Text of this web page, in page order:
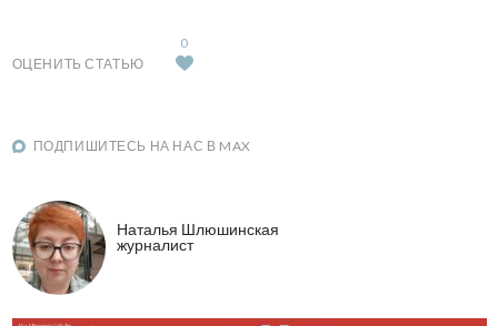
ОЦЕНИТЬ СТАТЬЮ
0
ПОДПИШИТЕСЬ НА НАС В MAX
Наталья Шлюшинская
журналист